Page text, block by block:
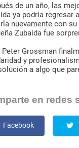
de un año, las
ya podría regresar
nuevamente con
Zubaida fue
Peter Grossman
y
a algo que
en redes
Facebook